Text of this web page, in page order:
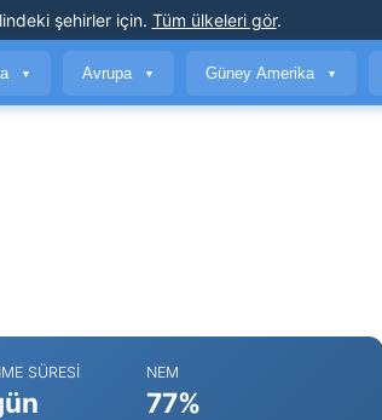
şehirler için. Tüm ülkeleri gör.
▼ Avrupa ▼ Güney Amerika ▼
SÜRESI NEM
77%